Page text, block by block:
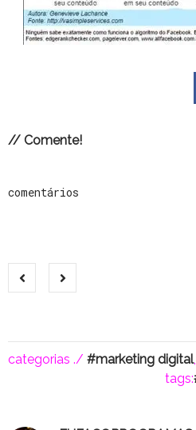
// Comente!
comentários
categorias ./ marketing digital,
tags: